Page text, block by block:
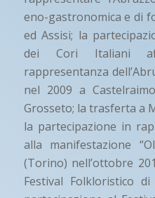
eno-gastronomica e di
ed Assisi; la
dei Cori Italiani
rappresentanza
nel 2009 a
Grosseto; la trasferta a
la partecipazione in
alla manifestazione
(Torino) nell’ottobre
Festival Folkloristico